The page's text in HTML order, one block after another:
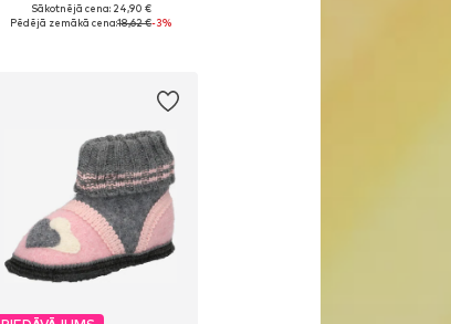
Pieejams daudzos izmēros
Sākotnējā cena: 24,90 €
Pēdējā zemākā cena:18,62 €-3%